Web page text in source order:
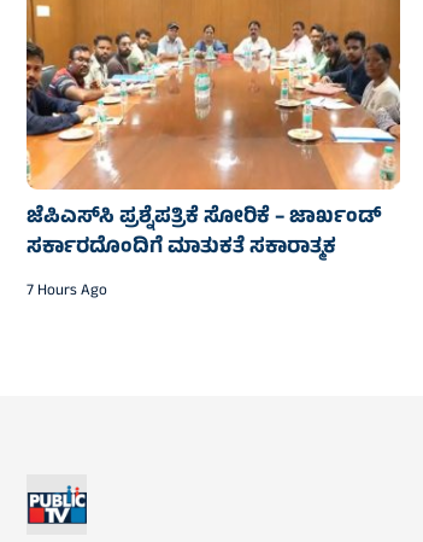
ಜೆಪಿಎಸ್‌ಸಿ ಪ್ರಶ್ನೆಪತ್ರಿಕೆ ಸೋರಿಕೆ – ಜಾರ್ಖಂಡ್‌
ಸರ್ಕಾರದೊಂದಿಗೆ ಮಾತುಕತೆ ಸಕಾರಾತ್ಮಕ
7 Hours Ago